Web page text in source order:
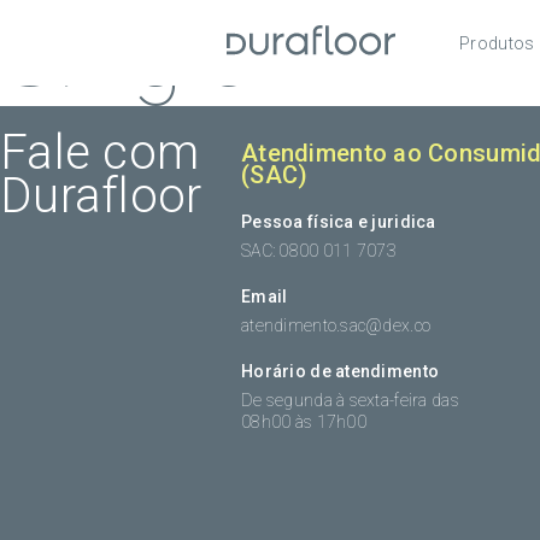
Produtos
Single
Fale com
Durafloor
Atendimento ao
(SAC)
Pessoa física e juridica
SAC: 0800 011 7073
Email
atendimento.sac@dex.co
Horário de atendimento
De segunda à sexta-feira das
08h00 às 17h00